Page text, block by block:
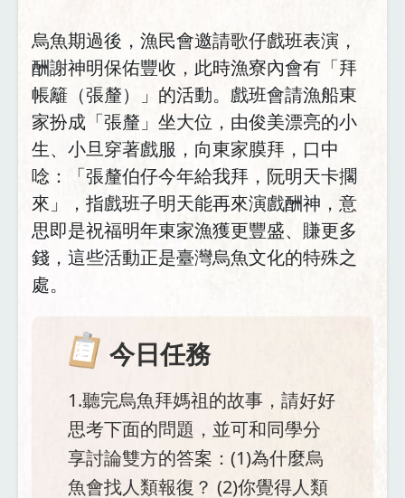
烏魚期過後，漁民會邀請歌仔戲班表演，
酬謝神明保佑豐收，此時漁寮內會有「拜
帳籬（張釐）」的活動。戲班會請漁船東
家扮成「張釐」坐大位，由俊美漂亮的小
生、小旦穿著戲服，向東家膜拜，口中
唸：「張釐伯仔今年給我拜，阮明天卡擱
來」，指戲班子明天能再來演戲酬神，意
思即是祝福明年東家漁獲更豐盛、賺更多
錢，這些活動正是臺灣烏魚文化的特殊之
處。
今日任務
1.聽完烏魚拜媽祖的故事，請好好
思考下面的問題，並可和同學分
享討論雙方的答案：(1)為什麼烏
魚會找人類報復？ (2)你覺得人類